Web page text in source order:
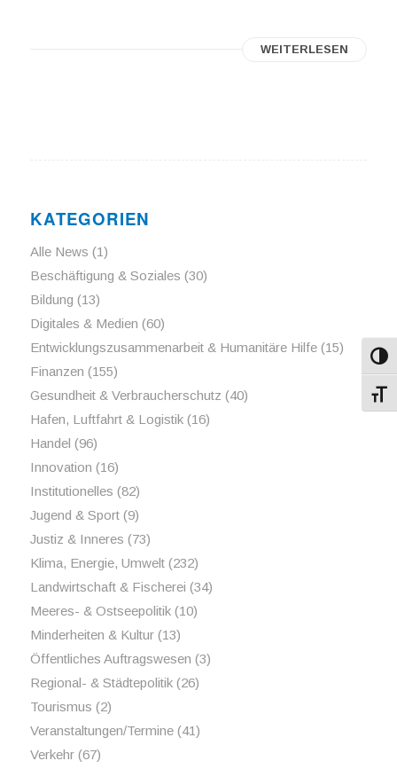
WEITERLESEN
KATEGORIEN
Alle News (1)
Beschäftigung & Soziales (30)
Bildung (13)
Digitales & Medien (60)
Entwicklungszusammenarbeit & Humanitäre Hilfe(15)
Finanzen (155)
Gesundheit & Verbraucherschutz (40)
Hafen, Luftfahrt & Logistik(16)
Handel (96)
Innovation (16)
Institutionelles (82)
Jugend & Sport(9)
Justiz & Inneres (73)
Klima, Energie, Umwelt(232)
Landwirtschaft & Fischerei (34)
Meeres- & Ostseepolitik(10)
Minderheiten & Kultur(13)
Öffentliches Auftragswesen (3)
Regional- & Städtepolitik(26)
Tourismus (2)
Veranstaltungen/Termine(41)
Verkehr(67)